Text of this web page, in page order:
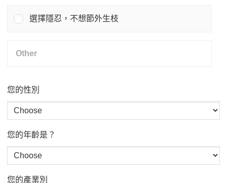
選擇隱忍，不想節外生枝
您的性別
您的年齡是？
您的產業別